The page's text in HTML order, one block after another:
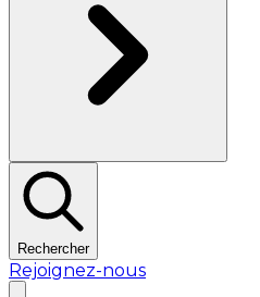
Rechercher
Rejoignez-nous